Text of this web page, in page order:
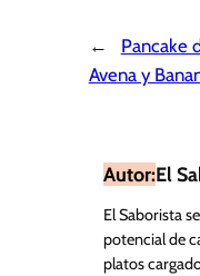
←
Pancake
Avena y
Autor:El
El Saborista
potencial de
platos